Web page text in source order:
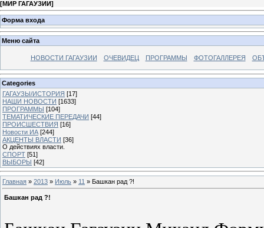
[МИР ГАГАУЗИИ]
Форма входа
Меню сайта
НОВОСТИ ГАГАУЗИИ ОЧЕВИДЕЦ ПРОГРАММЫ ФОТОГАЛЛЕРЕЯ
Categories
ГАГАУЗЫ/ИСТОРИЯ [17]
НАШИ НОВОСТИ [1633]
ПРОГРАММЫ [104]
ТЕМАТИЧЕСКИЕ ПЕРЕДАЧИ [44]
ПРОИСШЕСТВИЯ [16]
Новости ИА [244]
АКЦЕНТЫ ВЛАСТИ [36]
О действиях власти.
СПОРТ [51]
ВЫБОРЫ [42]
Главная » 2013 » Июль » 11 » Башкан рад ?!
Башкан рад ?!